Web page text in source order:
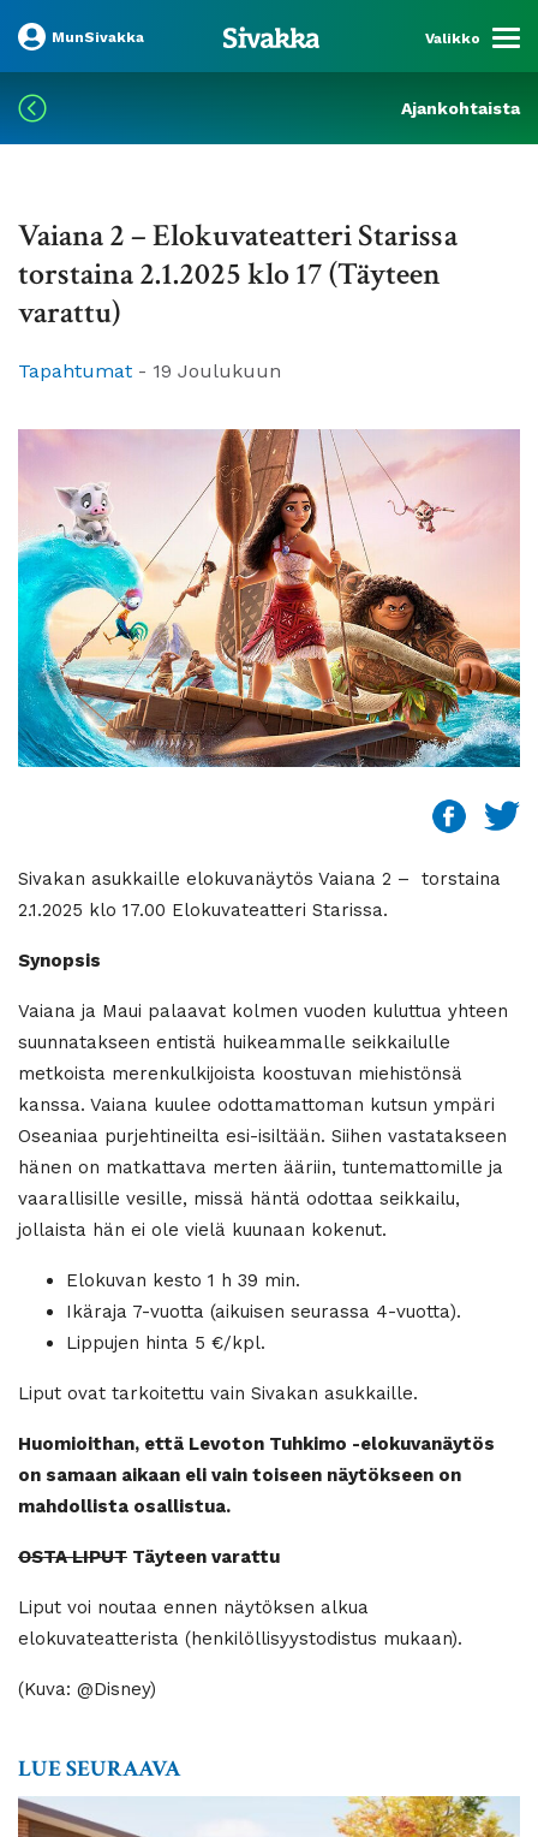
MunSivakka Valikko
Ajankohtaista
Vaiana 2 – Elokuvateatteri Starissa
torstaina 2.1.2025 klo 17 (Täyteen
varattu)
Tapahtumat - 19 Joulukuun
Sivakan asukkaille elokuvanäytös Vaiana 2 – torstaina
2.1.2025 klo 17.00 Elokuvateatteri Starissa.
Synopsis
Vaiana ja Maui palaavat kolmen vuoden kuluttua yhteen
suunnatakseen entistä huikeammalle seikkailulle
metkoista merenkulkijoista koostuvan miehistönsä
kanssa. Vaiana kuulee odottamattoman kutsun ympäri
Oseaniaa purjehtineilta esi-isiltään. Siihen vastatakseen
hänen on matkattava merten ääriin, tuntemattomille ja
vaarallisille vesille, missä häntä odottaa seikkailu,
jollaista hän ei ole vielä kuunaan kokenut.
Elokuvan kesto 1 h 39 min.
Ikäraja 7-vuotta (aikuisen seurassa 4-vuotta).
Lippujen hinta 5 €/kpl.
Liput ovat tarkoitettu vain Sivakan asukkaille.
Huomioithan, että Levoton Tuhkimo -elokuvanäytös
on samaan aikaan eli vain toiseen näytökseen on
mahdollista osallistua.
OSTA LIPUT Täyteen varattu
Liput voi noutaa ennen näytöksen alkua
elokuvateatterista (henkilöllisyystodistus mukaan).
(Kuva: @Disney)
LUE SEURAAVA